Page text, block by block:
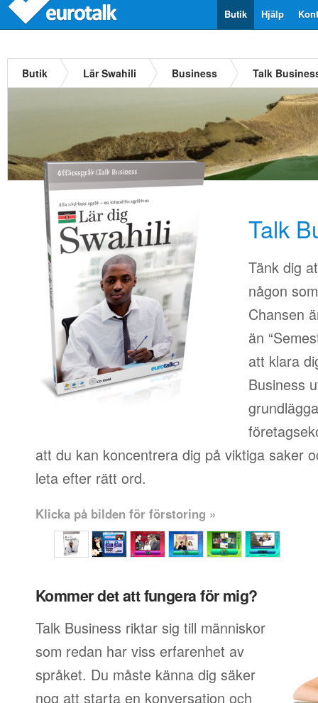
Hjälp
Butik
Butik Lär Swahili Business Talk
Talk
Tänk dig
någon
Chansen
än
att klara
Business
att du kan koncentrera dig på viktiga saker
leta efter rätt ord.
Klicka på bilden för förstoring »
Kommer det att fungera för mig?
Talk Business riktar sig till människor
som redan har viss erfarenhet av
språket. Du måste känna dig säker
nog att starta en konversation och